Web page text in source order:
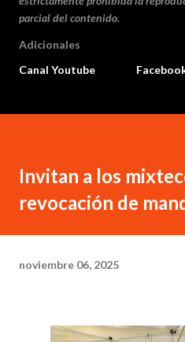
parcial del contenido.
Adicionales
Canal Youtube
Invitan a los
revocación de
noviembre 06, 2025